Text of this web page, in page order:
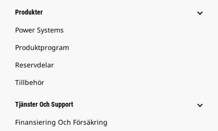
Produkter
Power Systems
Produktprogram
Reservdelar
Tillbehör
Tjänster Och Support
Finansiering Och Försäkring